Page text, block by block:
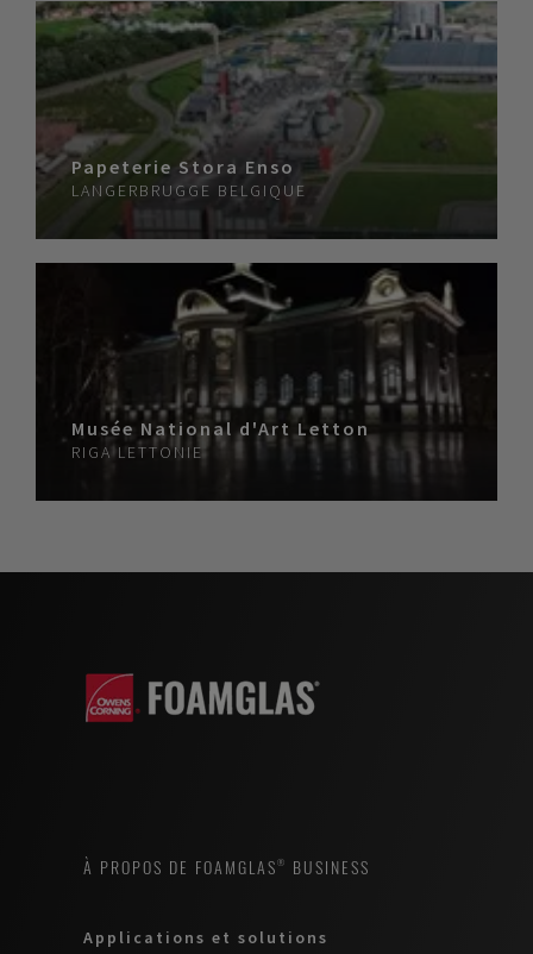
Papeterie Stora Enso
LANGERBRUGGE BELGIQUE
Musée National d'Art Letton
RIGA LETTONIE
À PROPOS DE FOAMGLAS® BUSINESS
Applications et solutions